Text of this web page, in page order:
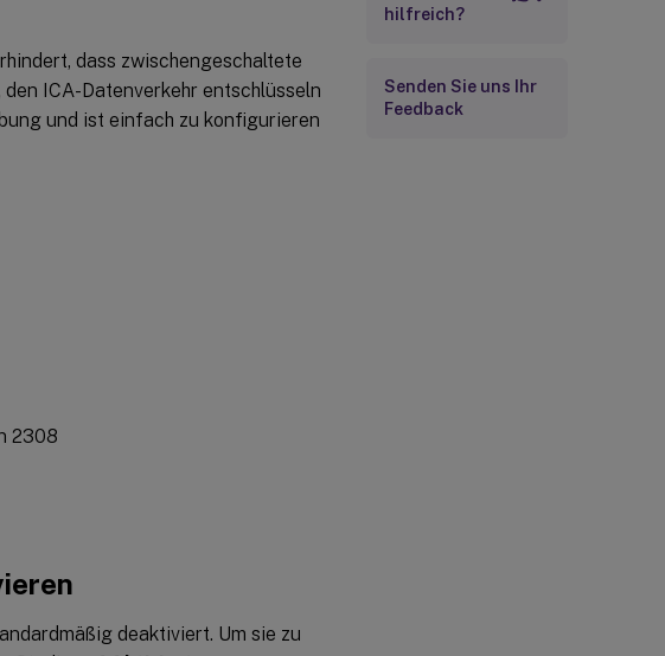
dass zwischengeschaltete
ICA-Datenverkehr entschlüsseln
und ist einfach zu konfigurieren
2308
deaktiviert. Um sie zu
hilfreich?
Senden Sie uns Ihr
Feedback